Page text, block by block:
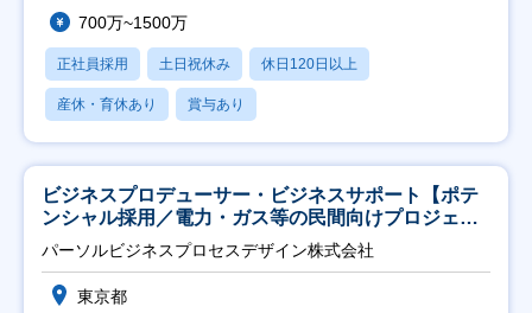
700万~1500万
正社員採用 土日祝休み 休日120日以上
産休・育休あり 賞与あり
ビジネスプロデューサー・ビジネスサポート【ポテ
ンシャル採用／電力・ガス等の民間向けプロジェク
ト推進】
パーソルビジネスプロセスデザイン株式会社
東京都